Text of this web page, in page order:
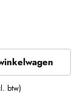
btw)